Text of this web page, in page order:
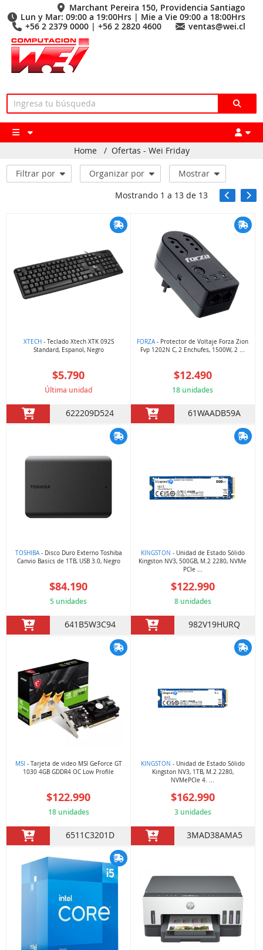
Marchant Pereira 150, Providencia Santiago
Lun y Mar: 09:00 a 19:00Hrs | Mie a Vie 09:00 a 18:00Hrs
+56 2 2379 0000 | +56 2 2820 4600
ventas@wei.cl
Home / Ofertas - Wei Friday
Filtrar por Organizar por
Mostrar
Mostrando 1 a 13de 13
XTECH- Teclado Xtech XTK 092S
Standard, Espanol, Negro
$5.790
Última unidad
622209D524
FORZA- Protector de Voltaje Forza Zion
Fvp 1202N C, 2 Enchufes, 1500W, 2 ...
$12.490
18 unidades
61WAADB59A
TOSHIBA- Disco Duro Externo Toshiba
Canvio Basics de 1TB, USB 3.0, Negro
$84.190
5 unidades
641B5W3C94
KINGSTON - Unidad de Estado Sólido
Kingston NV3, 500GB, M.2 2280, NVMe
PCIe ...
$122.990
8 unidades
982V19HURQ
MSI - Tarjeta de video MSI GeForce GT
1030 4GB GDDR4 OC Low Profile
$122.990
18 unidades
6511C3201D
KINGSTON - Unidad de Estado Sólido
Kingston NV3, 1TB, M.2 2280,
NVMePCIe 4. ...
$162.990
3 unidades
3MAD38AMA5